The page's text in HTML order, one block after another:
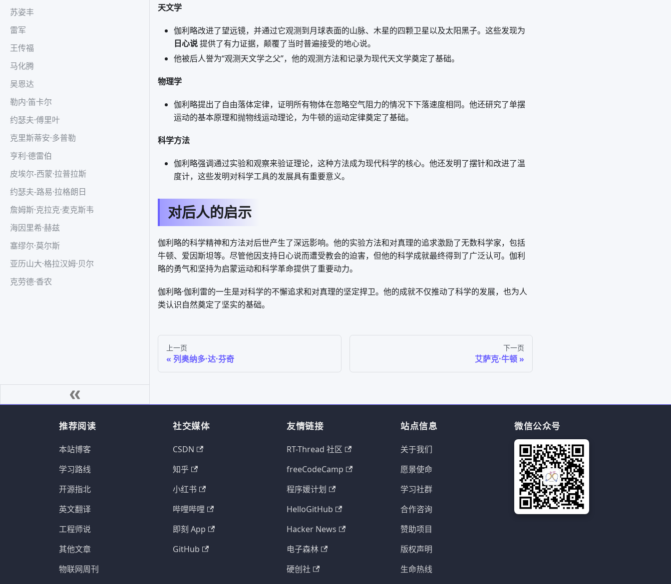
苏姿丰
雷军
王传福
马化腾
吴恩达
勒内·笛卡尔
约瑟夫·傅里叶
克里斯蒂安·多普勒
亨利·德雷伯
皮埃尔-西蒙·拉普拉斯
约瑟夫-路易·拉格朗日
詹姆斯·克拉克·麦克斯韦
海因里希·赫兹
塞缪尔·莫尔斯
亚历山大·格拉汉姆·贝尔
克劳德·香农
天文学
伽利略改进了望远镜，并通过它观测到月球表面的山脉、木星的四颗卫星以及太阳黑子。这些发现为
日心说提供了有力证据，颠覆了当时普遍接受的地心说。
他被后人誉为“观测天文学之父”，他的观测方法和记录为现代天文学奠定了基础。
物理学
伽利略提出了自由落体定律，证明所有物体在忽略空气阻力的情况下下落速度相同。他还研究了单摆
运动的基本原理和抛物线运动理论，为牛顿的运动定律奠定了基础。
科学方法
伽利略强调通过实验和观察来验证理论，这种方法成为现代科学的核心。他还发明了摆针和改进了温
度计，这些发明对科学工具的发展具有重要意义。
对后人的启示
伽利略的科学精神和方法对后世产生了深远影响。他的实验方法和对真理的追求激励了无数科学家，包括
牛顿、爱因斯坦等。尽管他因支持日心说而遭受教会的迫害，但他的科学成就最终得到了广泛认可。伽利
略的勇气和坚持为启蒙运动和科学革命提供了重要动力。
伽利略·伽利雷的一生是对科学的不懈追求和对真理的坚定捍卫。他的成就不仅推动了科学的发展，也为人
类认识自然奠定了坚实的基础。
上一页
列奥纳多·达·芬奇
下一页
艾萨克·牛顿
推荐阅读
本站博客
学习路线
开源指北
英文翻译
工程师说
其他文章
物联网周刊
社交媒体
CSDN
知乎
小红书
哔哩哔哩
即刻 App
GitHub
友情链接
RT-Thread 社区
freeCodeCamp
程序媛计划
HelloGitHub
Hacker News
电子森林
硬创社
站点信息
关于我们
愿景使命
学习社群
合作咨询
赞助项目
版权声明
生命热线
微信公众号